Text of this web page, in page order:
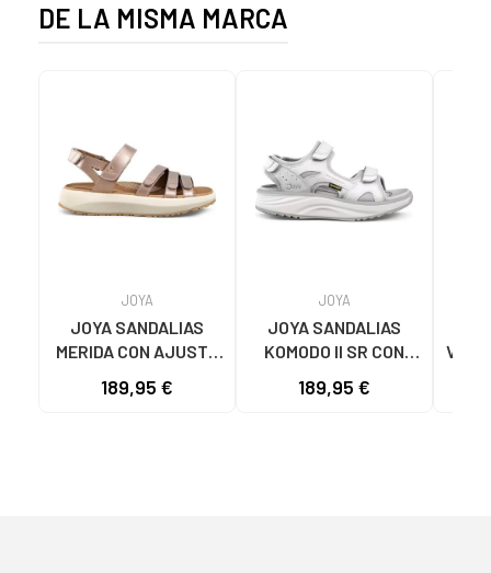
DE LA MISMA MARCA
JOYA
JOYA SANDALIAS
MERIDA CON AJUSTE
189,95 €
JOYA
JOYA SANDALIAS
KOMODO II SR CON
WHITE
189,95 €